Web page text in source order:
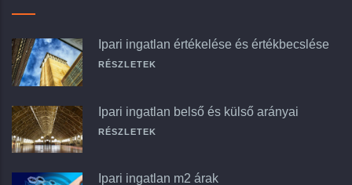
Ipari ingatlan értékelése és értékbecslése
RÉSZLETEK
Ipari ingatlan belső és külső arányai
RÉSZLETEK
Ipari ingatlan m2 árak